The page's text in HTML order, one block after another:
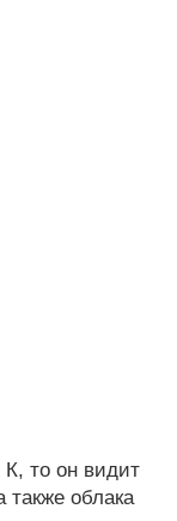
К, то он видит
также облака